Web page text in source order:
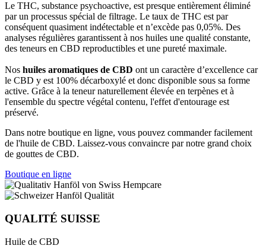
Le THC, substance psychoactive, est presque entièrement éliminé
par un processus spécial de filtrage. Le taux de THC est par
conséquent quasiment indétectable et n’excède pas 0,05%. Des
analyses régulières garantissent à nos huiles une qualité constante,
des teneurs en CBD reproductibles et une pureté maximale.
Nos huiles aromatiques de CBD ont un caractère d’excellence car
le CBD y est 100% décarboxylé et donc disponible sous sa forme
active. Grâce à la teneur naturellement élevée en terpènes et à
l'ensemble du spectre végétal contenu, l'effet d'entourage est
préservé.
Dans notre boutique en ligne, vous pouvez commander facilement
de l'huile de CBD. Laissez-vous convaincre par notre grand choix
de gouttes de CBD.
Boutique en ligne
QUALITÉ SUISSE
Huile de CBD